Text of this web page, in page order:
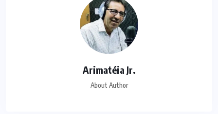
Arimatéia Jr.
About Author